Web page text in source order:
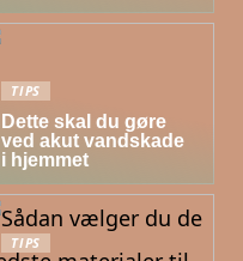
TIPS
Dette skal du gøre
ved akut vandskade
i hjemmet
TIPS